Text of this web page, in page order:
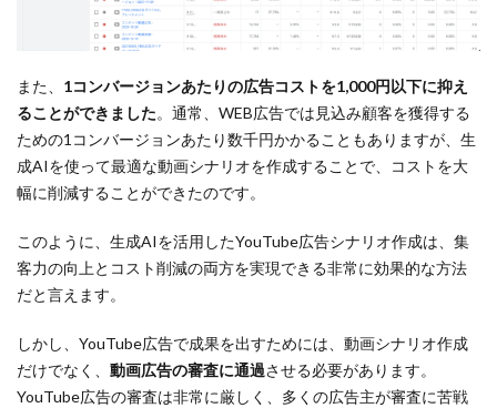
また、 1コンバージョンあたりの広告コストを1,000円以下に抑え
ることができました。通常、WEB広告では見込み顧客を獲得する
ための1コンバージョンあたり数千円かかることもありますが、生
成AIを使って最適な動画シナリオを作成することで、コストを大
幅に削減することができたのです。
このように、生成AIを活用したYouTube広告シナリオ作成は、集
客力の向上とコスト削減の両方を実現できる非常に効果的な方法
だと言えます。
しかし、YouTube広告で成果を出すためには、動画シナリオ作成
だけでなく、 動画広告の審査に通過させる必要があります。
YouTube広告の審査は非常に厳しく、多くの広告主が審査に苦戦